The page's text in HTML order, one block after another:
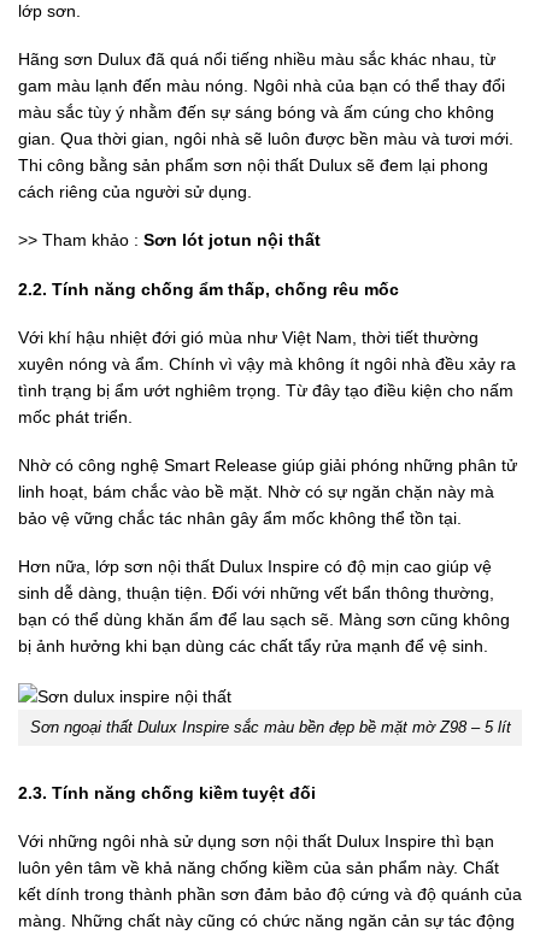
lớp sơn.
Hãng sơn Dulux đã quá nổi tiếng nhiều màu sắc khác nhau, từ
gam màu lạnh đến màu nóng. Ngôi nhà của bạn có thể thay đổi
màu sắc tùy ý nhằm đến sự sáng bóng và ấm cúng cho không
gian. Qua thời gian, ngôi nhà sẽ luôn được bền màu và tươi mới.
Thi công bằng sản phẩm sơn nội thất Dulux sẽ đem lại phong
cách riêng của người sử dụng.
>> Tham khảo : Sơn lót jotun nội thất
2.2. Tính năng chống ẩm thấp, chống rêu mốc
Với khí hậu nhiệt đới gió mùa như Việt Nam, thời tiết thường
xuyên nóng và ẩm. Chính vì vậy mà không ít ngôi nhà đều xảy ra
tình trạng bị ẩm ướt nghiêm trọng. Từ đây tạo điều kiện cho nấm
mốc phát triển.
Nhờ có công nghệ Smart Release giúp giải phóng những phân tử
linh hoạt, bám chắc vào bề mặt. Nhờ có sự ngăn chặn này mà
bảo vệ vững chắc tác nhân gây ẩm mốc không thể tồn tại.
Hơn nữa, lớp sơn nội thất Dulux Inspire có độ mịn cao giúp vệ
sinh dễ dàng, thuận tiện. Đối với những vết bẩn thông thường,
bạn có thể dùng khăn ẩm để lau sạch sẽ. Màng sơn cũng không
bị ảnh hưởng khi bạn dùng các chất tẩy rửa mạnh để vệ sinh.
Sơn ngoại thất Dulux Inspire sắc màu bền đẹp bề mặt mờ Z98 – 5 lít
2.3. Tính năng chống kiềm tuyệt đối
Với những ngôi nhà sử dụng sơn nội thất Dulux Inspire thì bạn
luôn yên tâm về khả năng chống kiềm của sản phẩm này. Chất
kết dính trong thành phần sơn đảm bảo độ cứng và độ quánh của
màng. Những chất này cũng có chức năng ngăn cản sự tác động